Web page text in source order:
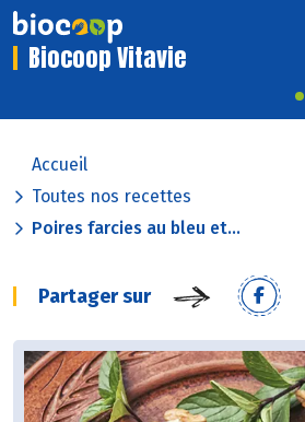
Biocoop Vitavie
Accueil
Toutes nos recettes
Poires farcies au bleu et...
Partager sur